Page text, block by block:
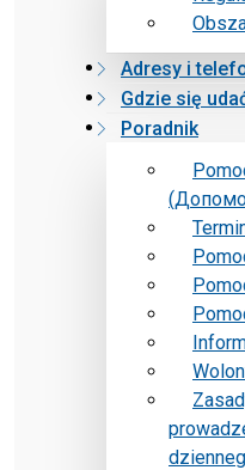
Adresy i
Gdzie się
Poradnik